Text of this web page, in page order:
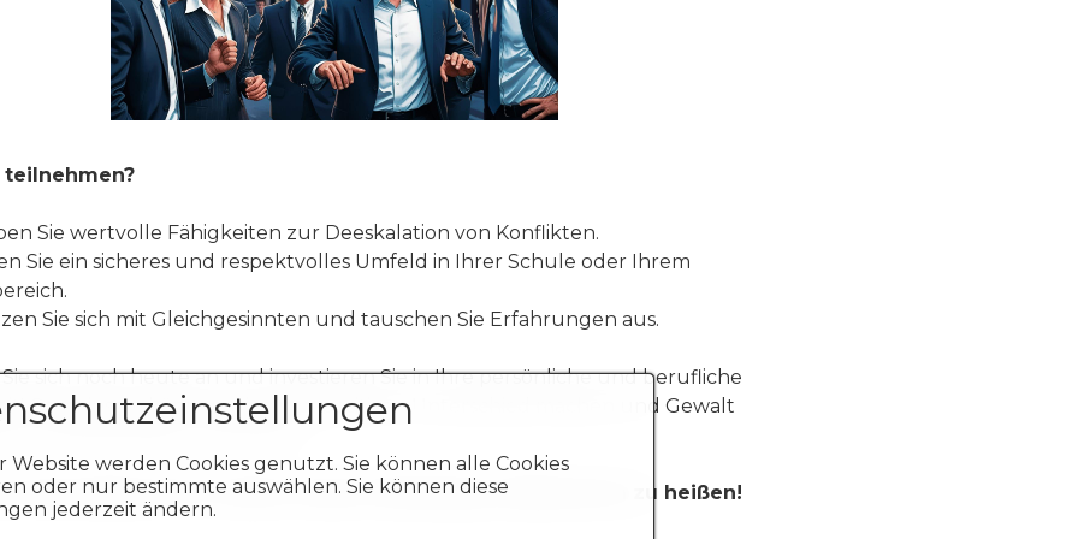
teilnehmen?
Sie wertvolle Fähigkeiten zur Deeskalation von Konflikten.
Sie ein sicheres und respektvolles Umfeld in Ihrer Schule oder Ihrem
Sie sich mit Gleichgesinnten und tauschen Sie Erfahrungen aus.
sich noch heute an und investieren Sie in Ihre persönliche und berufliche
Gemeinsam können wir einen positiven Unterschied machen und Gewalt
mich darauf, Sie in einem meiner Workshops willkommen zu heißen!
Website werden Cookies genutzt. Sie können alle Cookies
oder nur bestimmte auswählen. Sie können diese
jederzeit ändern.